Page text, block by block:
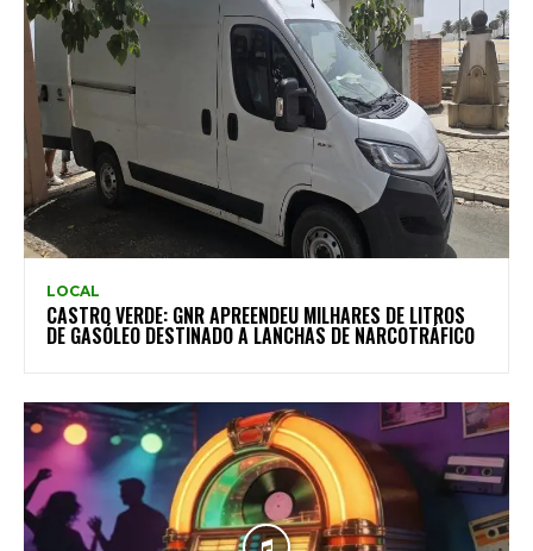
LOCAL
CASTRO VERDE: GNR APREENDEU MILHARES DE LITROS
DE GASÓLEO DESTINADO A LANCHAS DE NARCOTRÁFICO